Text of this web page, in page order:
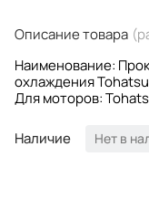
Описание товара
Наименование:
охлаждения
Для моторов:
Производитель:
Наличие Нет в